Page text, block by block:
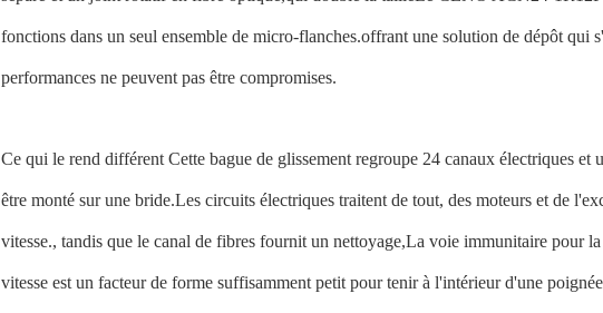
fonctions dans un seul ensemble de micro-flanches.offrant une solution de dépôt qui
performances ne peuvent pas être compromises.
Ce qui le rend différent Cette bague de glissement regroupe 24 canaux électriques
être monté sur une bride.Les circuits électriques traitent de tout, des moteurs et de
vitesse., tandis que le canal de fibres fournit un nettoyage,La voie immunitaire pour
vitesse est un facteur de forme suffisamment petit pour tenir à l'intérieur d'une